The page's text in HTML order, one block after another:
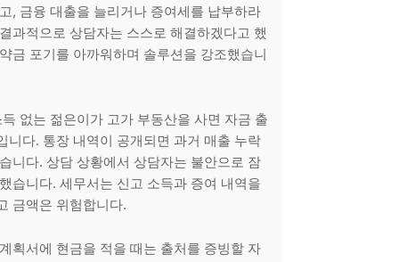
, 금융 대출을 늘리거나 증여세를 납부하라
과적으로 상담자는 스스로 해결하겠다고 했
금 포기를 아까워하며 솔루션을 강조했습니
없는 젊은이가 고가 부동산을 사면 자금 출
니다. 통장 내역이 공개되면 과거 매출 누락
니다. 상담 상황에서 상담자는 불안으로 잠
습니다. 세무서는 신고 소득과 증여 내역을
금액은 위험합니다.
획서에 현금을 적을 때는 출처를 증빙할 자